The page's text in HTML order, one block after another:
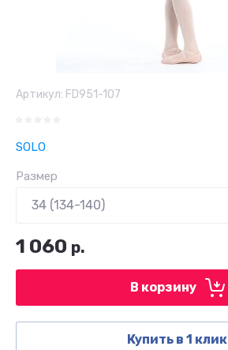
Артикул: FD951-107
SOLO
Размер
1 060 р.
В корзину
Купить в 1 клик